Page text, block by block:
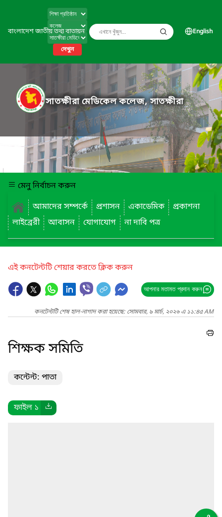
বাংলাদেশ জাতীয় তথ্য বাতায়ন
দেখুন
English
সাতক্ষীরা মেডিকেল কলেজ, সাতক্ষীরা
মেনু নির্বাচন করুন
আমাদের সম্পর্কে
প্রশাসন একাডেমিক
প্রকাশনা
লাইব্রেরী
আবাসন যোগাযোগ না দাবি পত্র
এই কনটেন্টটি শেয়ার করতে ক্লিক করুন
আপনার মতামত প্রদান করুন
কনটেন্টটি শেষ হাল-নাগাদ করা হয়েছে: সোমবার, ৯ মার্চ, ২০২৬ এ ১১:৪৫ AM
শিক্ষক সমিতি
কন্টেন্ট: পাতা
ফাইল ১